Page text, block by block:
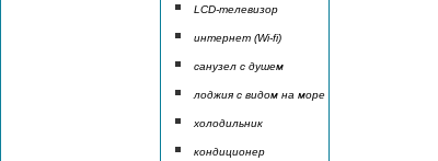
LCD-телевизор
интернет (Wi-fi)
санузел с душем
лоджия с видом на море
холодильник
кондиционер